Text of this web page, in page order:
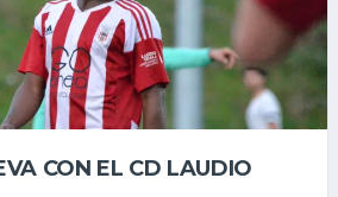
CON EL CD LAUDIO